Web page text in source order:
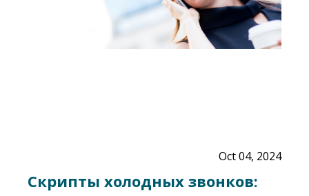
Oct 04, 2024
Скрипты холодных звонков: